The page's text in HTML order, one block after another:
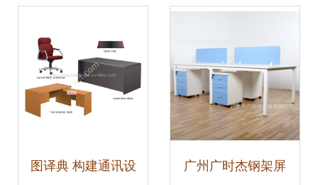
一体机、台式机、
笔记本服务
图译典 构建通讯设 广州广时杰钢架屏